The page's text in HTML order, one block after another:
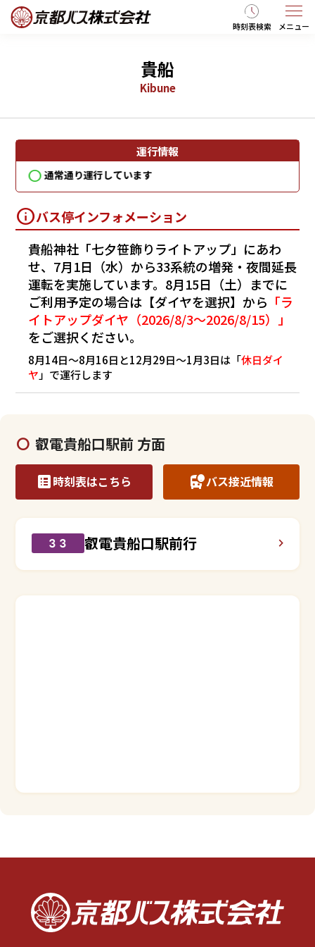
時刻表検索 メニュー
貴船
Kibune
運行情報
通常通り運行しています
バス停インフォメーション
貴船神社「七夕笹飾りライトアップ」にあわ
せ、7月1日（水）から33系統の増発・夜間延長
運転を実施しています。8月15日（土）までに
ご利用予定の場合は【ダイヤを選択】から 「ラ
イトアップダイヤ（2026/8/3～2026/8/15）」
をご選択ください。
8月14日～8月16日と12月29日～1月3日は「休日ダイ
ヤ 」で運行します
叡電貴船口駅前 方面
時刻表はこちら バス接近情報
３３ 叡電貴船口駅前行